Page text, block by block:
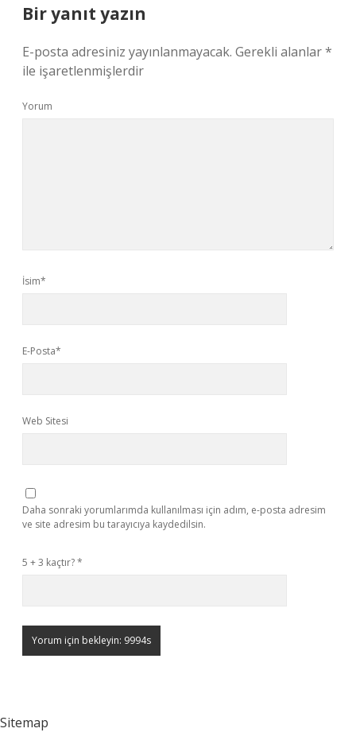
Bir yanıt yazın
E-posta adresiniz yayınlanmayacak. Gerekli alanlar*
ile işaretlenmişlerdir
Yorum
İsim*
E-Posta*
Web Sitesi
Daha sonraki yorumlarımda kullanılması için adım, e-posta adresim
ve site adresim bu tarayıcıya kaydedilsin.
5 + 3 kaçtır?*
Sitemap